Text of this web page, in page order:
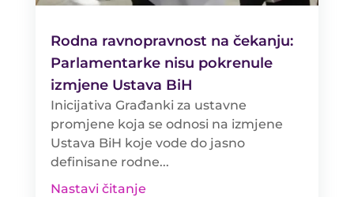
Rodna ravnopravnost na čekanju:
Parlamentarke nisu pokrenule
izmjene Ustava BiH
​Inicijativa Građanki za ustavne
promjene koja se odnosi na izmjene
Ustava BiH koje vode do jasno
definisane rodne...
Nastavi čitanje